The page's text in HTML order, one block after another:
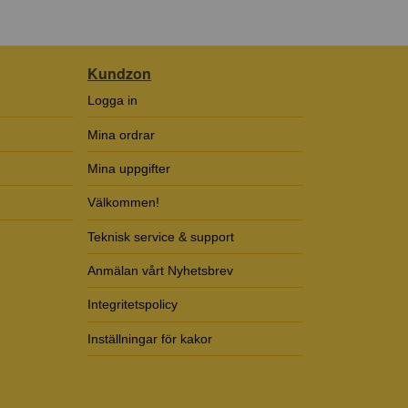
Kundzon
Logga in
Mina ordrar
Mina uppgifter
Välkommen!
Teknisk service & support
Anmälan vårt Nyhetsbrev
Integritetspolicy
Inställningar för kakor